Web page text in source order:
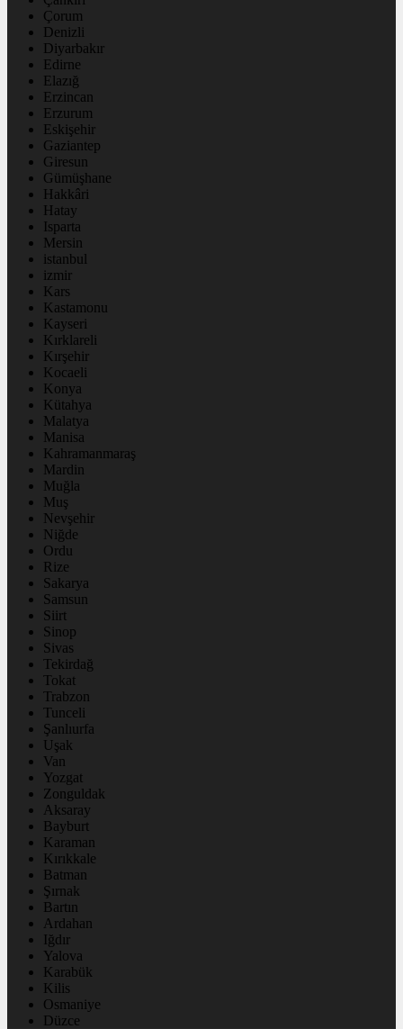
Çorum
Denizli
Diyarbakır
Edirne
Elazığ
Erzincan
Erzurum
Eskişehir
Gaziantep
Giresun
Gümüşhane
Hakkâri
Hatay
Isparta
Mersin
istanbul
izmir
Kars
Kastamonu
Kayseri
Kırklareli
Kırşehir
Kocaeli
Konya
Kütahya
Malatya
Manisa
Kahramanmaraş
Mardin
Muğla
Muş
Nevşehir
Niğde
Ordu
Rize
Sakarya
Samsun
Siirt
Sinop
Sivas
Tekirdağ
Tokat
Trabzon
Tunceli
Şanlıurfa
Uşak
Van
Yozgat
Zonguldak
Aksaray
Bayburt
Karaman
Kırıkkale
Batman
Şırnak
Bartın
Ardahan
Iğdır
Yalova
Karabük
Kilis
Osmaniye
Düzce